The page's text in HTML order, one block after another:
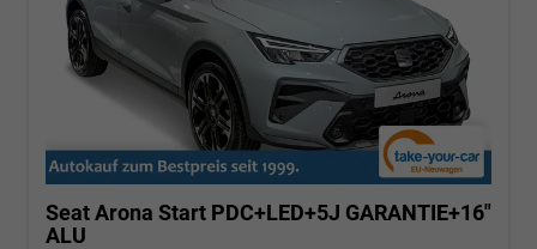
Seat Arona Start PDC+LED+5J GARANTIE+16"
ALU